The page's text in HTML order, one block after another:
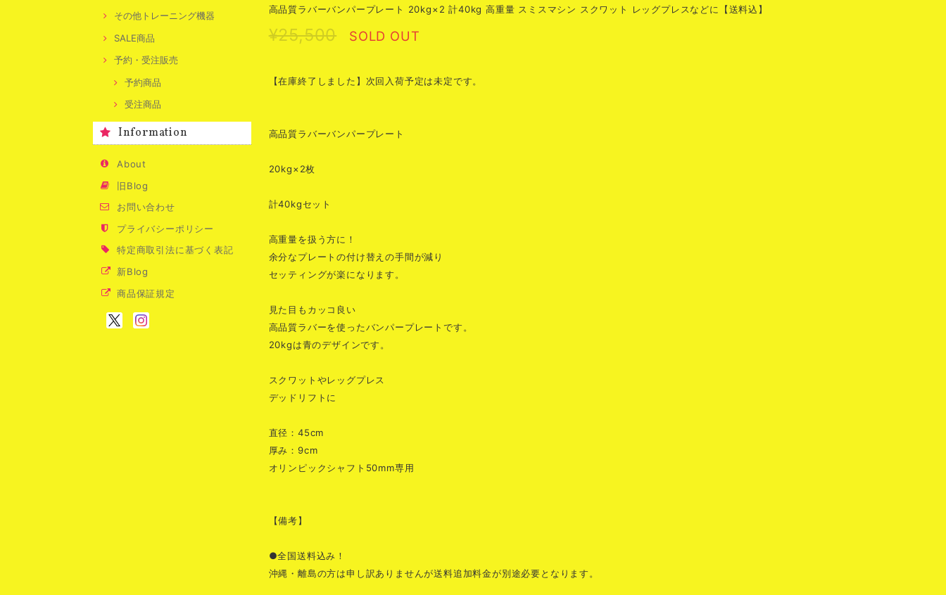
その他トレーニング機器
SALE商品
予約・受注販売
予約商品
受注商品
Information
About
旧Blog
お問い合わせ
プライバシーポリシー
特定商取引法に基づく表記
新Blog
商品保証規定
高品質ラバーバンパープレート 20kg×2 計40kg 高重量 スミスマシン スクワット レッグプレスなどに【送料込】
¥25,500 SOLD OUT
【在庫終了しました】次回入荷予定は未定です。
高品質ラバーバンパープレート
20kg×2枚
計40kgセット
高重量を扱う方に！
余分なプレートの付け替えの手間が減り
セッティングが楽になります。
見た目もカッコ良い
高品質ラバーを使ったバンパープレートです。
20kgは青のデザインです。
スクワットやレッグプレス
デッドリフトに
直径：45cm
厚み：9cm
オリンピックシャフト50mm専用
【備考】
●全国送料込み！
沖縄・離島の方は申し訳ありませんが送料追加料金が別途必要となります。